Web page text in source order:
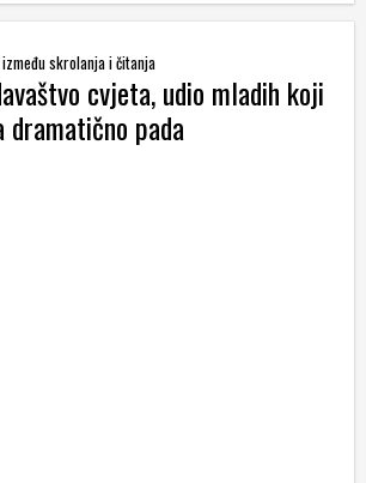
skrolanja i čitanja
cvjeta, udio mladih koji
pada